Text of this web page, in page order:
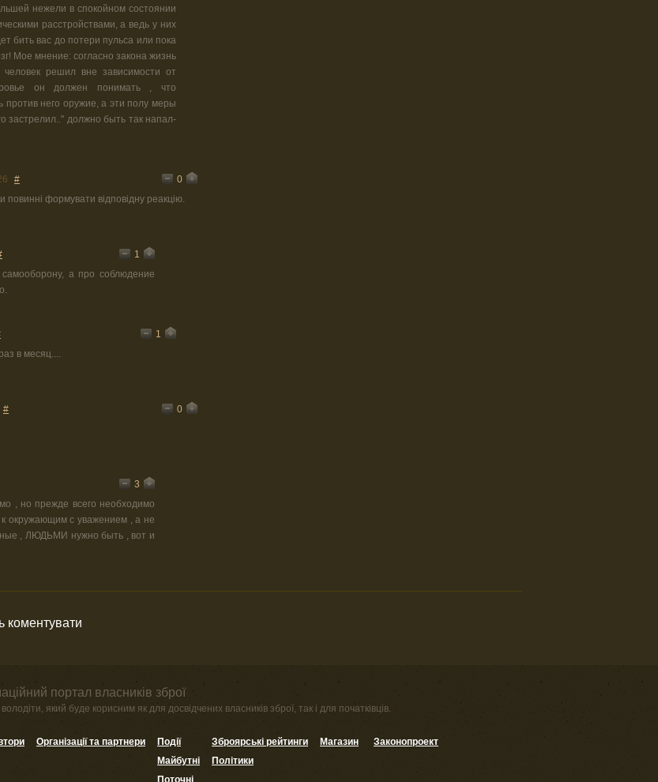
нежели в спокойном состоянии
расстройствами, а ведь у них
бить вас до потери пульса или пока
Мое мнение: согласно закона жизнь
решил вне зависимости от
он должен понимать , что
против него оружие, а эти полу меры
застрелил.." должно быть так напал-
#
0
повинні формувати відповідну реакцію.
1
а про соблюдение
1
в месяц....
#
0
3
, но прежде всего необходимо
окружающим с уважением , а не
, ЛЮДЬМИ нужно быть , вот и
коментувати
портал власників зброї
який буде корисним як для досвідчених власників зброї, так і для початківців.
Організації та партнери
Події
Майбутні
Поточні
Зброярські рейтинги
Політики
Магазин Законопроект